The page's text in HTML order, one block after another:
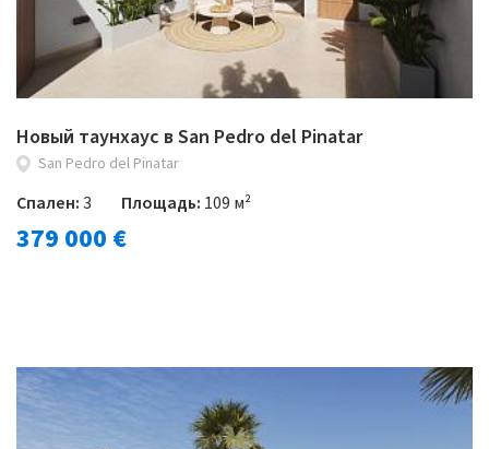
Новый таунхаус в San Pedro del Pinatar
San Pedro del Pinatar
Спален:3 Площадь: 109 м²
379 000 €